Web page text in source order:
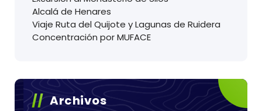
Alcalá de Henares
Viaje Ruta del Quijote y Lagunas de Ruidera
Concentración por MUFACE
Archivos